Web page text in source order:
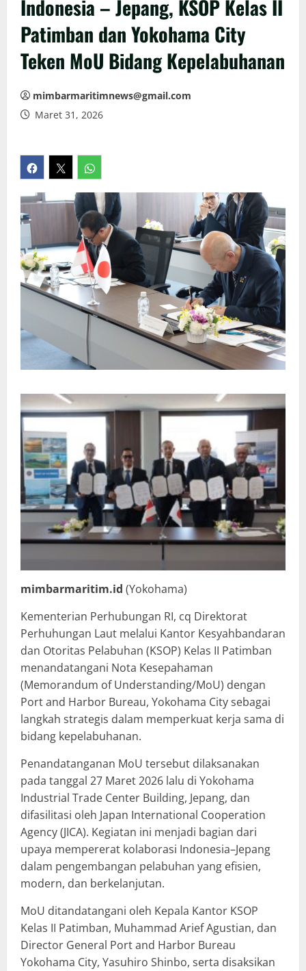
Indonesia – Jepang, KSOP Kelas II
Patimban dan Yokohama City
Teken MoU Bidang Kepelabuhanan
mimbarmaritimnews@gmail.com
Maret 31, 2026
mimbarmaritim.id (Yokohama)
Kementerian Perhubungan RI, cq Direktorat
Perhuhungan Laut melalui Kantor Kesyahbandaran
dan Otoritas Pelabuhan (KSOP) Kelas II Patimban
menandatangani Nota Kesepahaman
(Memorandum of Understanding/MoU) dengan
Port and Harbor Bureau, Yokohama City sebagai
langkah strategis dalam memperkuat kerja sama di
bidang kepelabuhanan.
Penandatanganan MoU tersebut dilaksanakan
pada tanggal 27 Maret 2026 lalu di Yokohama
Industrial Trade Center Building, Jepang, dan
difasilitasi oleh Japan International Cooperation
Agency (JICA). Kegiatan ini menjadi bagian dari
upaya mempererat kolaborasi Indonesia–Jepang
dalam pengembangan pelabuhan yang efisien,
modern, dan berkelanjutan.
MoU ditandatangani oleh Kepala Kantor KSOP
Kelas II Patimban, Muhammad Arief Agustian, dan
Director General Port and Harbor Bureau
Yokohama City, Yasuhiro Shinbo, serta disaksikan